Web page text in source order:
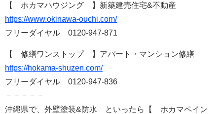
【 ホカマハウジング 】新築建売住宅&不動産
https://www.okinawa-ouchi.com/
フリーダイヤル 0120-947-871
【 修繕ワンストップ 】アパート・マンション修繕
https://hokama-shuzen.com/
フリーダイヤル 0120-947-836
－－－－－
沖縄県で、外壁塗装&防水 といったら【 ホカマペイン